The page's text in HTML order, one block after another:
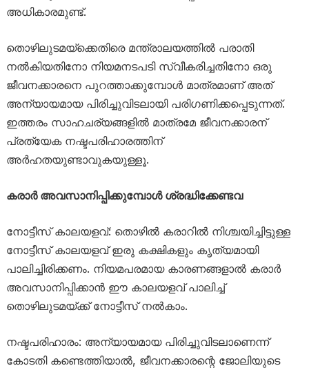
അധികാരമുണ്ട്.
തൊഴിലുടമയ്‌ക്കെതിരെ മന്ത്രാലയത്തിൽ പരാതി
നൽകിയതിനോ നിയമനടപടി സ്വീകരിച്ചതിനോ ഒരു
ജീവനക്കാരനെ പുറത്താക്കുമ്പോൾ മാത്രമാണ് അത്
അന്യായമായ പിരിച്ചുവിടലായി പരിഗണിക്കപ്പെടുന്നത്.
ഇത്തരം സാഹചര്യങ്ങളിൽ മാത്രമേ ജീവനക്കാരന്
പ്രത്യേക നഷ്ടപരിഹാരത്തിന്
അർഹതയുണ്ടാവുകയുള്ളൂ.
കരാർ അവസാനിപ്പിക്കുമ്പോൾ ശ്രദ്ധിക്കേണ്ടവ
നോട്ടീസ് കാലയളവ്: തൊഴിൽ കരാറിൽ നിശ്ചയിച്ചിട്ടുള്ള
നോട്ടീസ് കാലയളവ് ഇരു കക്ഷികളും കൃത്യമായി
പാലിച്ചിരിക്കണം. നിയമപരമായ കാരണങ്ങളാൽ കരാർ
അവസാനിപ്പിക്കാൻ ഈ കാലയളവ് പാലിച്ച്
തൊഴിലുടമയ്ക്ക് നോട്ടീസ് നൽകാം.
നഷ്ടപരിഹാരം: അന്യായമായ പിരിച്ചുവിടലാണെന്ന്
കോടതി കണ്ടെത്തിയാൽ, ജീവനക്കാരന്റെ ജോലിയുടെ